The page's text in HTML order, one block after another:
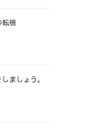
転機
ましょう。